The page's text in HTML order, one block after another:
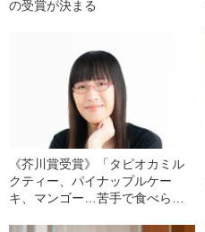
の受賞が決まる
《芥川賞受賞》「タピオカミル
クティー、パイナップルケー
キ、マンゴー…苦手で食べられ